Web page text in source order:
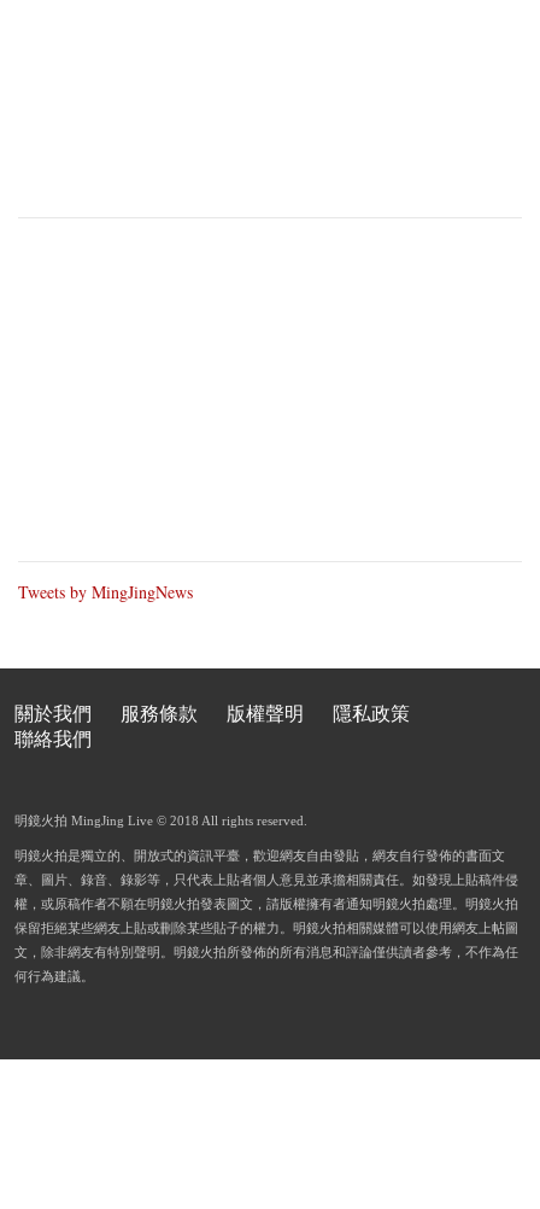
Tweets by MingJingNews
關於我們 服務條款 版權聲明
隱私政策
聯絡我們
明鏡火拍 MingJing Live © 2018 All rights reserved.
明鏡火拍是獨立的、開放式的資訊平臺，歡迎網友自由發貼，網友自行發佈的書面文
章、圖片、錄音、錄影等，只代表上貼者個人意見並承擔相關責任。如發現上貼稿件侵
權，或原稿作者不願在明鏡火拍發表圖文，請版權擁有者通知明鏡火拍處理。明鏡火拍
保留拒絕某些網友上貼或刪除某些貼子的權力。明鏡火拍相關媒體可以使用網友上帖圖
文，除非網友有特別聲明。明鏡火拍所發佈的所有消息和評論僅供讀者參考，不作為任
何行為建議。